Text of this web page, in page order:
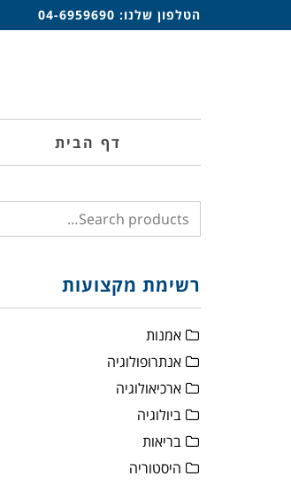
הטלפון שלנו: 04-6959690
דף הבית
רשימת מקצועות
אמנות
אנתרופולוגיה
ארכיאולוגיה
ביולוגיה
בריאות
היסטוריה